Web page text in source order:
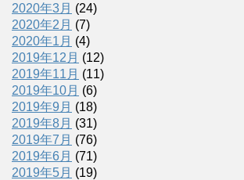
2020年3月 (24)
2020年2月 (7)
2020年1月 (4)
2019年12月 (12)
2019年11月 (11)
2019年10月 (6)
2019年9月 (18)
2019年8月 (31)
2019年7月 (76)
2019年6月 (71)
2019年5月 (19)